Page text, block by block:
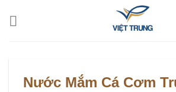
Nước Mắm Cá Cơm